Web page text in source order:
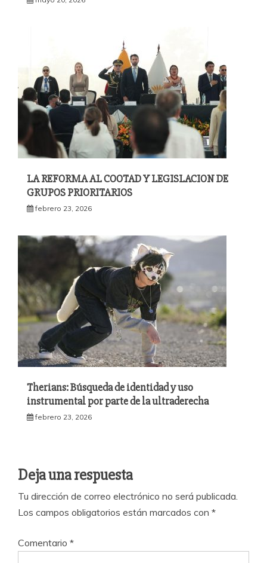
LA REFORMA AL COOTAD Y LEGISLACION DE
GRUPOS PRIORITARIOS
febrero 23, 2026
Therians: Búsqueda de identidad y uso
instrumental por parte de la ultraderecha
febrero 23, 2026
Deja una respuesta
Tu dirección de correo electrónico no será publicada.
Los campos obligatorios están marcados con *
Comentario *